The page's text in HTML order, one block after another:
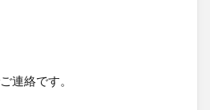
連絡です。